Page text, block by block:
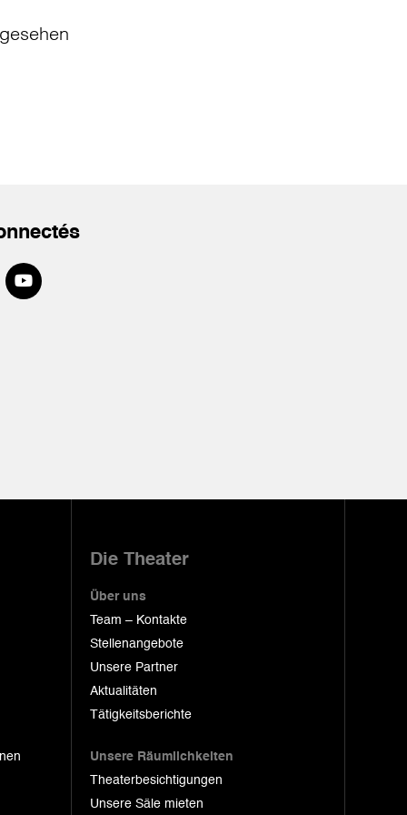
Die Theater
Über uns
Team – Kontakte
Stellenangebote
Unsere Partner
Aktualitäten
Tätigkeitsberichte
Unsere Räumlichkeiten
Theaterbesichtigungen
Unsere Säle mieten